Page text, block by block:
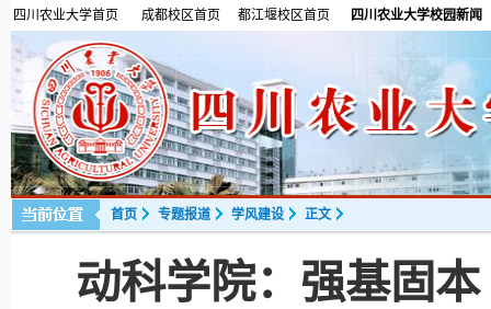
四川农业大学首页 成都校区首页 都江堰校区首页 四川农业大学校园新闻
首页 专题报道 学风建设 正文
动科学院：强基固